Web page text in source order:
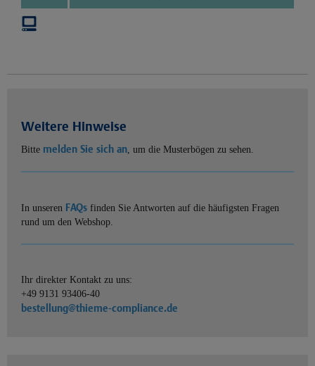
Weitere Hinweise
Bitte melden Sie sich an, um die Musterbögen zu sehen.
In unseren FAQs finden Sie Antworten auf die häufigsten Fragen
rund um den Webshop.
Ihr direkter Kontakt zu uns:
+49 9131 93406-40
bestellung@thieme-compliance.de